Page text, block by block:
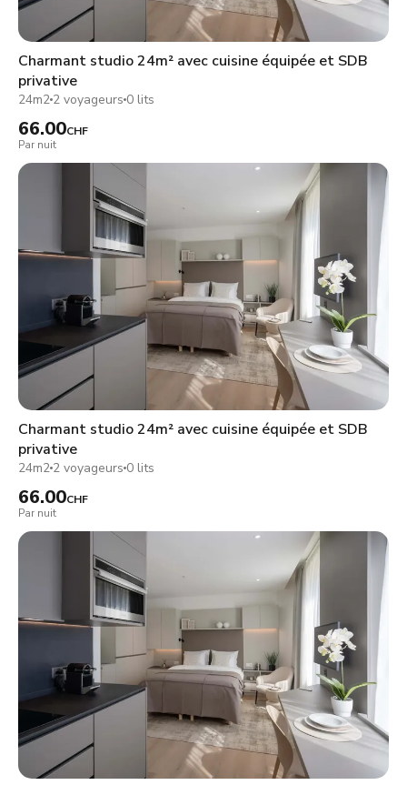
Charmant studio 24m² avec cuisine équipée et SDB
privative
24m2 2 voyageurs 0 lits
66.00CHF
Par nuit
Charmant studio 24m² avec cuisine équipée et SDB
privative
24m2 2 voyageurs 0 lits
66.00CHF
Par nuit